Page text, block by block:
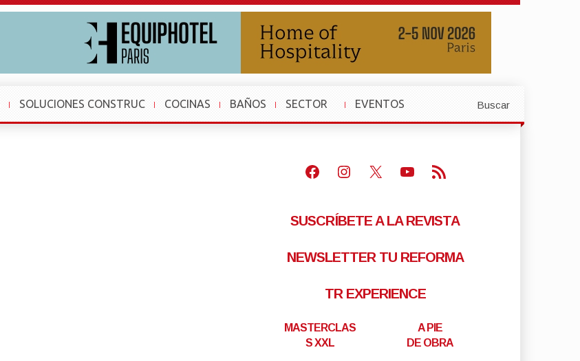
SOLUCIONES CONSTRUC COCINAS BAÑOS
SECTOR
»
EVENTOS
»
Buscar
Facebook
Instagram
X Youtube
Feed RSS
SUSCRÍBETE A LA REVISTA
NEWSLETTER TU REFORMA
TR EXPERIENCE
MASTERCLAS
S XXL
A PIE
DE OBRA